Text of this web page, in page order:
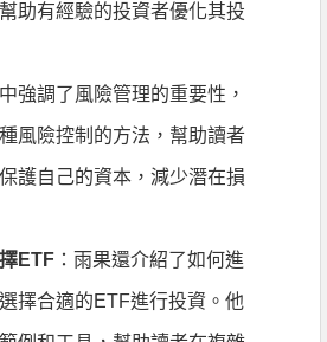
助有經驗的投資者優化其投
中強調了風險管理的重要性，
風險控制的方法，幫助讀者
護自己的資本，減少潛在損
ETF ：雨果還介紹了如何進
擇合適的ETF進行投資。他